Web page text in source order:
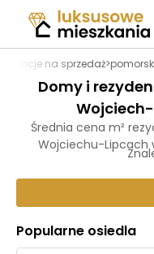
na sprzedaż>
Domy i
Średnia cena m²
Wojciechu-Lipcach
Popularne osiedla